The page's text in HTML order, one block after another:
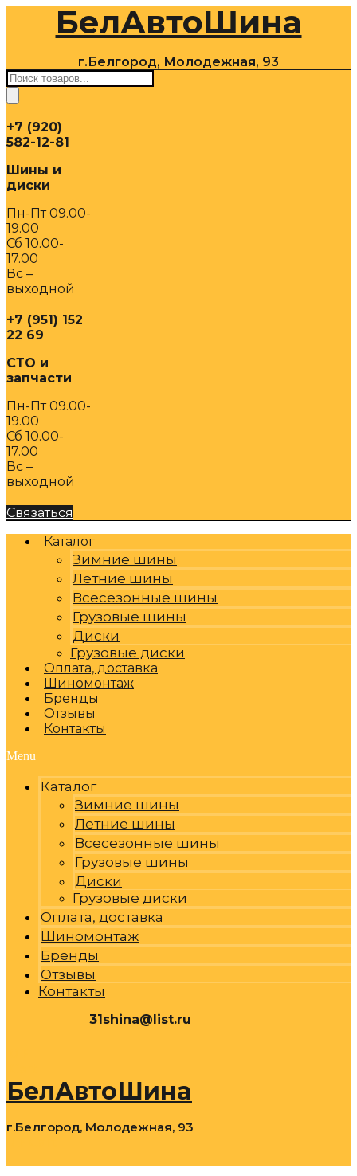
содержимомуБелАвтоШина
г.Белгород, Молодежная, 93
Поиск
товаров
+7 (920)
582-12-81
Шины и
диски
Пн-Пт 09.00-
19.00
Сб 10.00-
17.00
Вс –
выходной
+7 (951) 152
22 69
СТО и
запчасти
Пн-Пт 09.00-
19.00
Сб 10.00-
17.00
Вс –
выходной
Связаться
Каталог
Зимние шины
Летние шины
Всесезонные шины
Грузовые шины
Диски
Грузовые диски
Оплата, доставка
Шиномонтаж
Бренды
Отзывы
Контакты
Menu
Каталог
Зимние шины
Летние шины
Всесезонные шины
Грузовые шины
Диски
Грузовые диски
Оплата, доставка
Шиномонтаж
Бренды
Отзывы
Контакты
31shina@list.ru
БелАвтоШина
г.Белгород, Молодежная, 93